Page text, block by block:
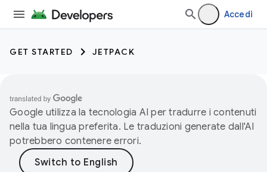
Accedi
GET STARTED JETPACK
Google utilizza la tecnologia AI per tradurre i contenuti
nella tua lingua preferita. Le traduzioni generate dall'AI
potrebbero contenere errori.